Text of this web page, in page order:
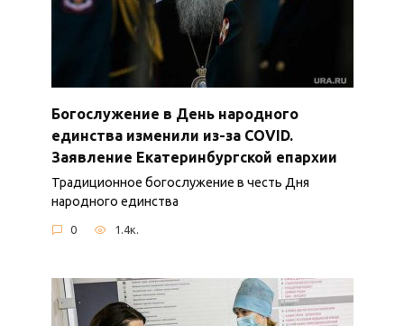
Богослужение в День народного
единства изменили из-за COVID.
Заявление Екатеринбургской епархии
Традиционное богослужение в честь Дня
народного единства
0 1.4к.